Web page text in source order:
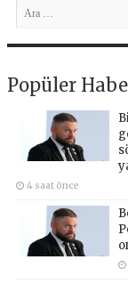
Popüler
4 saat önce